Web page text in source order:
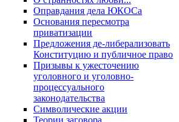
Оправдания дела ЮКОСа
Основания пересмотра
приватизации
Предложения де-либерализовать
Конституцию и публичное право
Призывы к ужесточению
уголовного и уголовно-
процессуального
законодательства
Символические акции